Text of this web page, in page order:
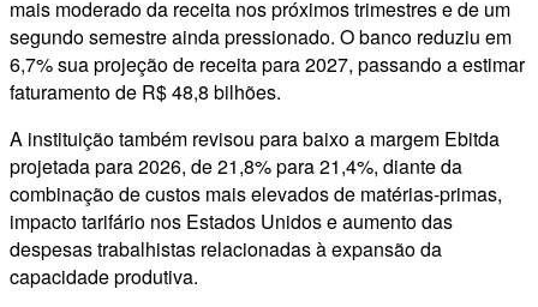
mais moderado da receita nos próximos trimestres e de um
segundo semestre ainda pressionado. O banco reduziu em
6,7% sua projeção de receita para 2027, passando a estimar
faturamento de R$ 48,8 bilhões.
A instituição também revisou para baixo a margem Ebitda
projetada para 2026, de 21,8% para 21,4%, diante da
combinação de custos mais elevados de matérias-primas,
impacto tarifário nos Estados Unidos e aumento das
despesas trabalhistas relacionadas à expansão da
capacidade produtiva.